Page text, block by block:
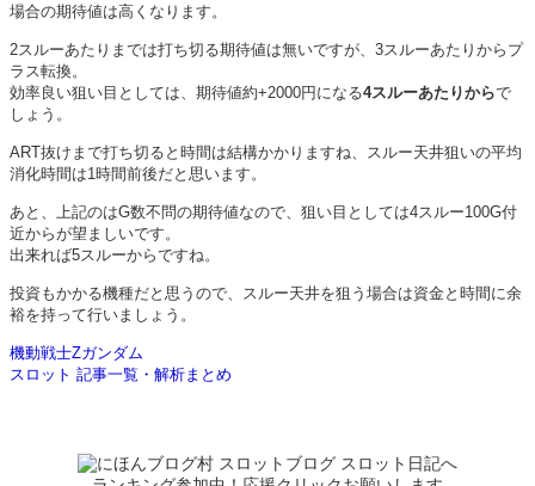
場合の期待値は高くなります。
2スルーあたりまでは打ち切る期待値は無いですが、3スルーあたりからプ
ラス転換。
効率良い狙い目としては、期待値約+2000円になる4スルーあたりからで
しょう。
ART抜けまで打ち切ると時間は結構かかりますね、スルー天井狙いの平均
消化時間は1時間前後だと思います。
あと、上記のはG数不問の期待値なので、狙い目としては4スルー100G付
近からが望ましいです。
出来れば5スルーからですね。
投資もかかる機種だと思うので、スルー天井を狙う場合は資金と時間に余
裕を持って行いましょう。
機動戦士Zガンダム
スロット 記事一覧・解析まとめ